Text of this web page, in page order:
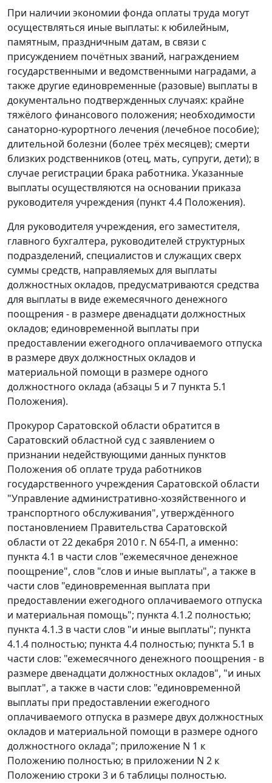
При наличии экономии фонда оплаты труда могут
осуществляться иные выплаты: к юбилейным,
памятным, праздничным датам, в связи с
присуждением почётных званий, награждением
государственными и ведомственными наградами, а
также другие единовременные (разовые) выплаты в
документально подтвержденных случаях: крайне
тяжёлого финансового положения; необходимости
санаторно-курортного лечения (лечебное пособие);
длительной болезни (более трёх месяцев); смерти
близких родственников (отец, мать, супруги, дети); в
случае регистрации брака работника. Указанные
выплаты осуществляются на основании приказа
руководителя учреждения (пункт 4.4 Положения).
Для руководителя учреждения, его заместителя,
главного бухгалтера, руководителей структурных
подразделений, специалистов и служащих сверх
суммы средств, направляемых для выплаты
должностных окладов, предусматриваются средства
для выплаты в виде ежемесячного денежного
поощрения - в размере двенадцати должностных
окладов; единовременной выплаты при
предоставлении ежегодного оплачиваемого отпуска
в размере двух должностных окладов и
материальной помощи в размере одного
должностного оклада (абзацы 5 и 7 пункта 5.1
Положения).
Прокурор Саратовской области обратится в
Саратовский областной суд с заявлением о
признании недействующими данных пунктов
Положения об оплате труда работников
государственного учреждения Саратовской области
"Управление административно-хозяйственного и
транспортного обслуживания", утверждённого
постановлением Правительства Саратовской
области от 22 декабря 2010 г. N 654-П, а именно:
пункта 4.1 в части слов "ежемесячное денежное
поощрение", слов "слов и иные выплаты", а также в
части слов "единовременная выплата при
предоставлении ежегодного оплачиваемого отпуска
и материальная помощь"; пункта 4.1.2 полностью;
пункта 4.1.3 в части слов "и иные выплаты"; пункта
4.1.4 полностью; пункта 4.4 полностью; пункта 5.1 в
части слов: "ежемесячного денежного поощрения - в
размере двенадцати должностных окладов", "и иных
выплат", а также в части слов: "единовременной
выплаты при предоставлении ежегодного
оплачиваемого отпуска в размере двух должностных
окладов и материальной помощи в размере одного
должностного оклада"; приложение N 1 к
Положению полностью; в приложении N 2 к
Положению строки 3 и 6таблицы полностью.